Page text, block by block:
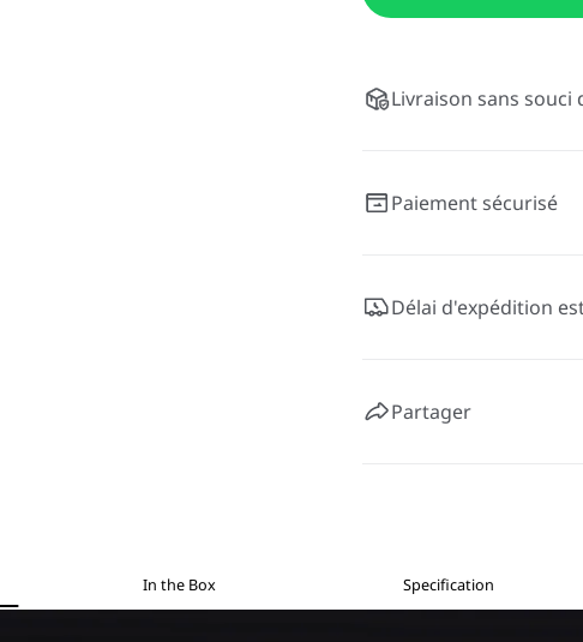
Livraison sans souci
Paiement sécurisé
Délai d'expédition
Partager
In the Box Specification